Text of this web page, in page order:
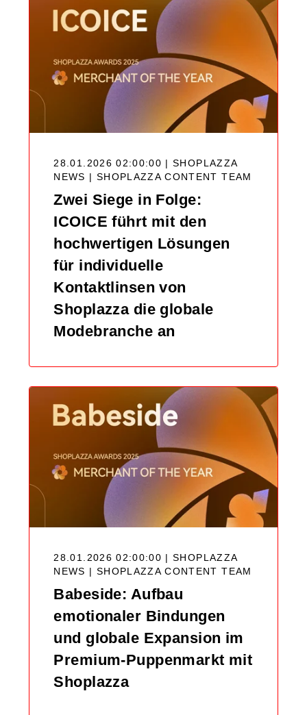
28.01.2026 02:00:00 | SHOPLAZZA
NEWS | SHOPLAZZA CONTENT TEAM
Zwei Siege in Folge:
ICOICE führt mit den
hochwertigen Lösungen
für individuelle
Kontaktlinsen von
Shoplazza die globale
Modebranche an
28.01.2026 02:00:00 | SHOPLAZZA
NEWS | SHOPLAZZA CONTENT TEAM
Babeside: Aufbau
emotionaler Bindungen
und globale Expansion im
Premium-Puppenmarkt mit
Shoplazza